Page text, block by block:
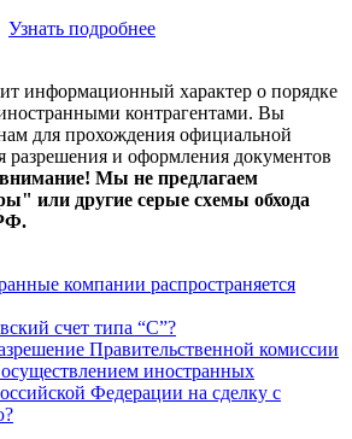
Узнать подробнее
информационный характер о порядке
контрагентами. Вы
для прохождения официальной
разрешения и оформления документов
Мы не предлагаем
или другие серые схемы обхода
компании распространяется
счет типа “С”?
Правительственной комиссии
иностранных
Федерации на сделку с